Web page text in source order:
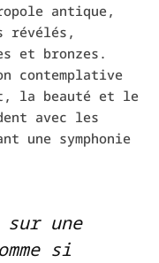
antique,
révélés,
et bronzes.
contemplative
la beauté et le
avec les
une symphonie
sur une
si